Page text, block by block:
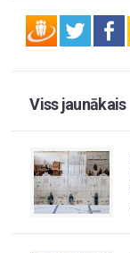
Viss jaunākais